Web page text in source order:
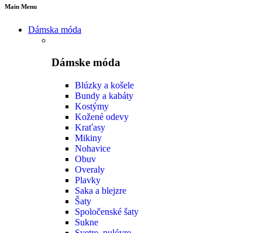
Main Menu
Dámska móda
Dámske móda
Blúzky a košele
Bundy a kabáty
Kostýmy
Kožené odevy
Kraťasy
Mikiny
Nohavice
Obuv
Overaly
Plavky
Saka a blejzre
Šaty
Spoločenské šaty
Sukne